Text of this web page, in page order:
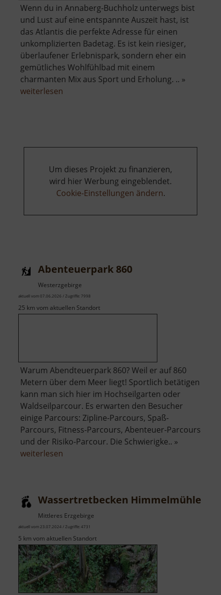
Wenn du in Annaberg-Buchholz unterwegs bist
und Lust auf eine entspannte Auszeit hast, ist
das Atlantis die perfekte Adresse für einen
unkomplizierten Badetag. Es ist kein riesiger,
überlaufener Erlebnispark, sondern eher ein
gemütliches Wohlfühlbad mit einem
charmanten Mix aus Sport und Erholung. .. »
weiterlesen
Um dieses Projekt zu finanzieren,
wird hier Werbung eingeblendet.
Cookie-Einstellungen ändern.
Abenteuerpark 860
Westerzgebirge
aktuell vom 07.06.2026 / Zugriffe: 7998
25 km vom aktuellen Standort
Warum Abendteuerpark 860? Weil er auf 860
Metern über dem Meer liegt! Sportlich betätigen
kann man sich hier im Hochseilgarten oder
Waldseilparcour. Es erwarten den Besucher
einige Parcours: Zipline-Parcours, Spaß-
Parcours, Fitness-Parcours, Abenteuer-Parcours
und der Risiko-Parcour. Die Schwierigke.. »
weiterlesen
Wassertretbecken Himmelmühle
Mittleres Erzgebirge
aktuell vom 23.07.2024 / Zugriffe: 4731
5 km vom aktuellen Standort